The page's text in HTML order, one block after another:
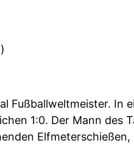
Fußballweltmeister. In
1:0. Der Mann des